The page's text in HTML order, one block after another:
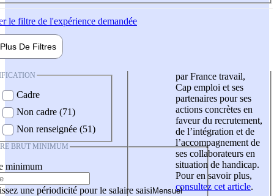
le filtre de l'expérience demandée
Plus De Filtres
Cadre
Non cadre (71)
Non renseignée (51)
BRUT MINIMUM
minimum
une périodicité pour le salaire saisi
par France travail,
Cap emploi et ses
partenaires pour ses
actions concrètes en
faveur du recrutement,
de l’intégration et de
l’accompagnement de
ses collaborateurs en
situation de handicap.
Pour en savoir plus,
consultez cet article.